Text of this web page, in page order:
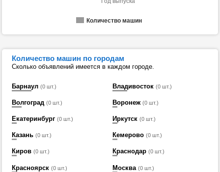
Количество машин
Количество машин по городам
Сколько объявлений имеется в каждом городе.
Барнаул (0 шт.) Владивосток (0 шт.)
Волгоград (0 шт.) Воронеж (0 шт.)
Екатеринбург (0 шт.) Иркутск (0 шт.)
Казань (0 шт.) Кемерово (0 шт.)
Киров (0 шт.) Краснодар (0 шт.)
Красноярск (0 шт.) Москва (0 шт.)